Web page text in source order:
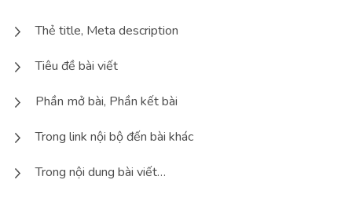
Thẻ title, Meta description
Tiêu đề bài viết
Phần mở bài, Phần kết bài
Trong link nội bộ đến bài khác
Trong nội dung bài viết…